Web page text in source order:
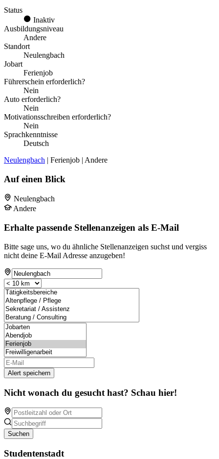
Status
Inaktiv
Ausbildungsniveau
Andere
Standort
Neulengbach
Jobart
Ferienjob
Führerschein erforderlich?
Nein
Auto erforderlich?
Nein
Motivationsschreiben erforderlich?
Nein
Sprachkenntnisse
Deutsch
Neulengbach | Ferienjob | Andere
Auf einen Blick
Neulengbach
Andere
Erhalte passende Stellenanzeigen als E-Mail
Bitte sage uns, wo du ähnliche Stellenanzeigen suchst und vergiss
nicht deine E-Mail Adresse anzugeben!
Alert speichern
Nicht wonach du gesucht hast? Schau hier!
Suchen
Studentenstadt